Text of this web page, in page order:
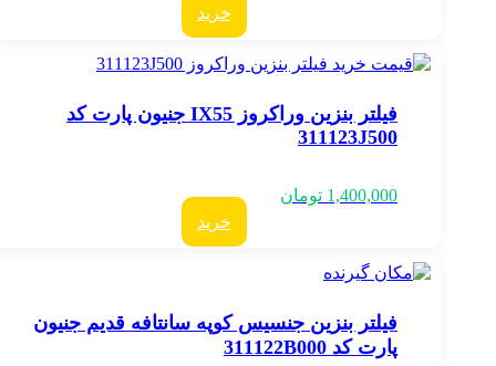
خرید
فیلتر بنزین وراکروز IX55 جنیون پارت کد
311123J500
1,400,000 تومان
خرید
فیلتر بنزین جنسیس کوپه سانتافه قدیم جنیون
پارت کد 311122B000